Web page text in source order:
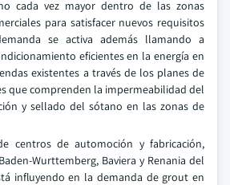
cada vez mayor dentro de las zonas
para satisfacer nuevos requisitos
se activa además llamando a
eficientes en la energía en
existentes a través de los planes de
que comprenden la impermeabilidad del
y sellado del sótano en las zonas de
centros de automoción y fabricación,
Wurttemberg, Baviera y Renania del
influyendo en la demanda de grout en